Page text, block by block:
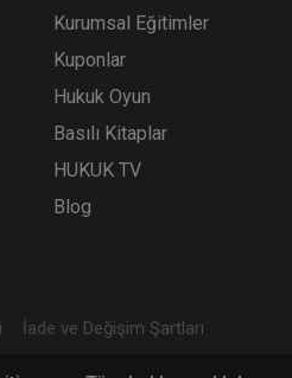
Kurumsal Eğitimler
Kuponlar
Hukuk Oyun
Basılı Kitaplar
HUKUK TV
Blog
İade ve Değişim Şartları